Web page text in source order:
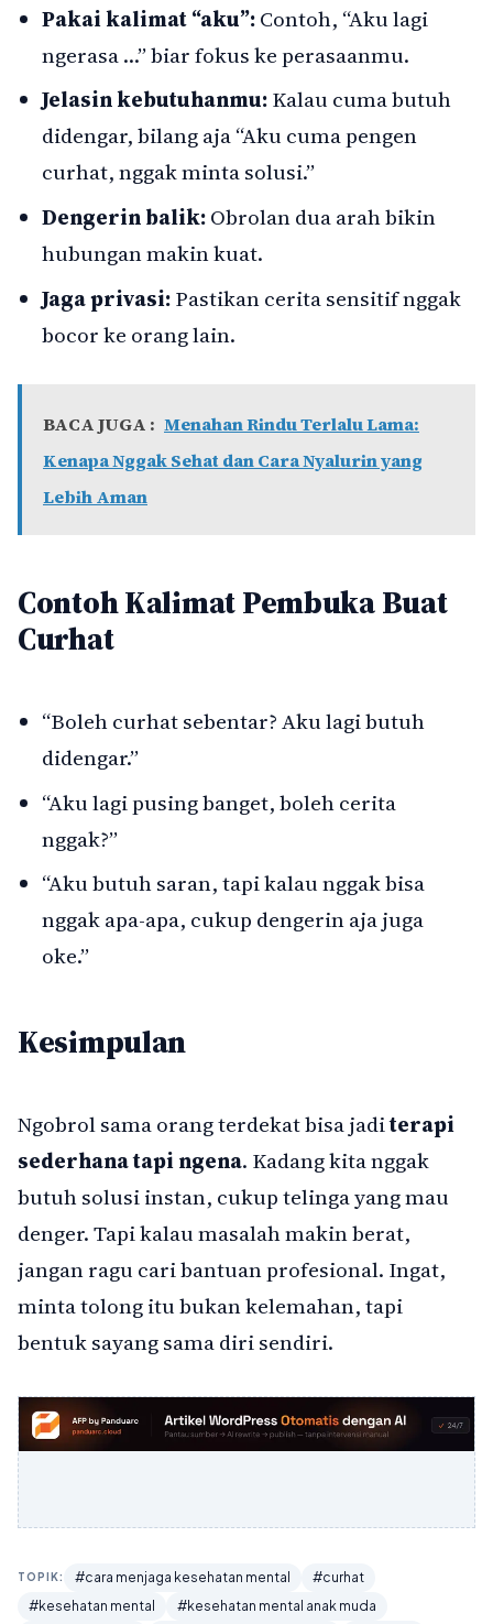
Pakai kalimat “aku”:Contoh, “Aku lagi
ngerasa …” biar fokus ke perasaanmu.
Jelasin kebutuhanmu:Kalau cuma butuh
didengar, bilang aja “Aku cuma pengen
curhat, nggak minta solusi.”
Dengerin balik:Obrolan dua arah bikin
hubungan makin kuat.
Jaga privasi:Pastikan cerita sensitif nggak
bocor ke orang lain.
BACA JUGA : Menahan Rindu Terlalu Lama:
Kenapa Nggak Sehat dan Cara Nyalurin yang
Lebih Aman
Contoh Kalimat Pembuka Buat
Curhat
“Boleh curhat sebentar? Aku lagi butuh
didengar.”
“Aku lagi pusing banget, boleh cerita
nggak?”
“Aku butuh saran, tapi kalau nggak bisa
nggak apa-apa, cukup dengerin aja juga
oke.”
Kesimpulan
Ngobrol sama orang terdekat bisa jaditerapi
sederhana tapi ngena. Kadang kita nggak
butuh solusi instan, cukup telinga yang mau
denger. Tapi kalau masalah makin berat,
jangan ragu cari bantuan profesional. Ingat,
minta tolong itu bukan kelemahan, tapi
bentuk sayang sama diri sendiri.
TOPIK: #cara menjaga kesehatan mental
#curhat
#kesehatan mental
#kesehatan mental anak muda